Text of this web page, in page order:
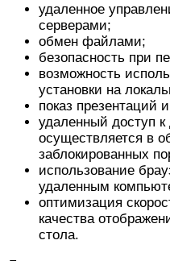
удаленное
серверами;
обмен файлами;
безопасность при
возможность
установки на
показ презентаций
удаленный доступ
осуществляется в
заблокированных
использование
удаленным
оптимизация
качества
стола.